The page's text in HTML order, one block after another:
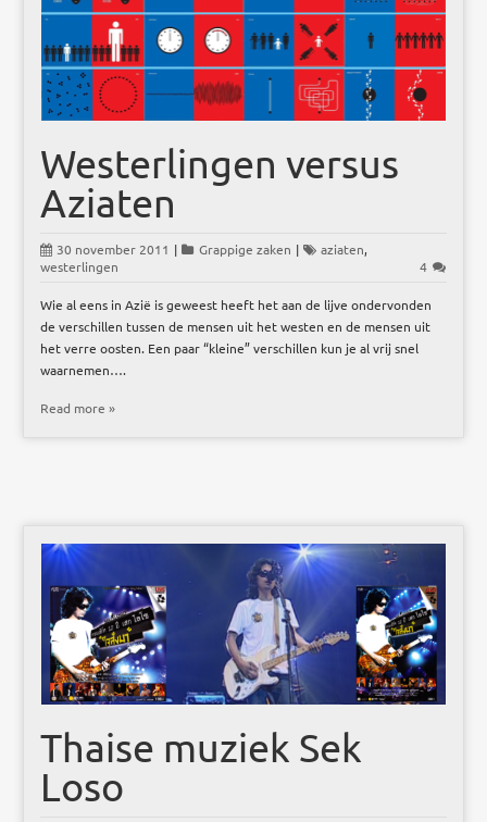
Westerlingen versus
Aziaten
30 november 2011 | Grappige zaken | aziaten,
westerlingen
4
Wie al eens in Azië is geweest heeft het aan de lijve ondervonden
de verschillen tussen de mensen uit het westen en de mensen uit
het verre oosten. Een paar “kleine” verschillen kun je al vrij snel
waarnemen….
Read more »
Thaise muziek Sek
Loso